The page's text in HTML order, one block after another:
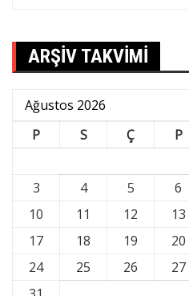
ARŞİV TAKVİMİ
Ağustos 2026
P
S Ç P
3
4 5 6
10
11 12 13
17
18 19 20
24
25 26 27